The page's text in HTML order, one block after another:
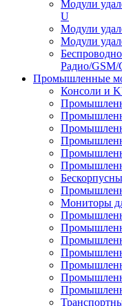
Модули
U
Модули
Модули
Радио/GSM/
Промышленные
Консоли и
Мониторы